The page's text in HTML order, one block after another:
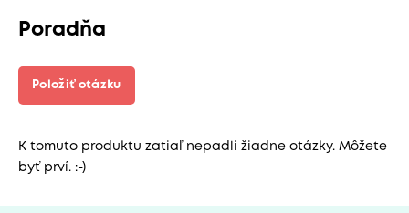
Poradňa
Položiť otázku
K tomuto produktu zatiaľ nepadli žiadne otázky. Môžete
byť prví. :-)